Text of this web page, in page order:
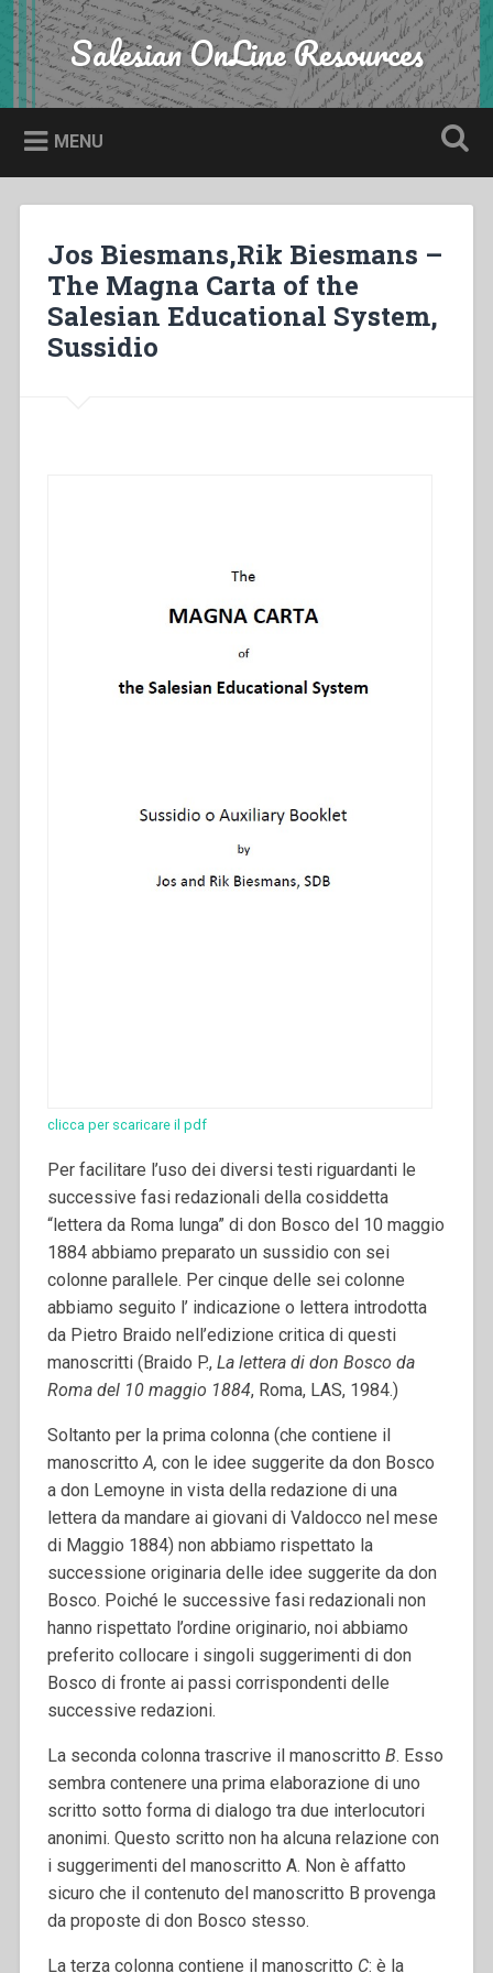
Skip
to
content
Search Salesian OnLine Resources
MENU
Jos Biesmans,Rik Biesmans –
The Magna Carta of the
Salesian Educational System,
Sussidio
clicca per scaricare il pdf
Per facilitare l’uso dei diversi testi riguardanti le
successive fasi redazionali della cosiddetta
“lettera da Roma lunga” di don Bosco del 10 maggio
1884 abbiamo preparato un sussidio con sei
colonne parallele. Per cinque delle sei colonne
abbiamo seguito l’ indicazione o lettera introdotta
da Pietro Braido nell’edizione critica di questi
manoscritti (Braido P., La lettera di don Bosco da
Roma del 10 maggio 1884, Roma, LAS, 1984.)
Soltanto per la prima colonna (che contiene il
manoscritto A, con le idee suggerite da don Bosco
a don Lemoyne in vista della redazione di una
lettera da mandare ai giovani di Valdocco nel mese
di Maggio 1884) non abbiamo rispettato la
successione originaria delle idee suggerite da don
Bosco. Poiché le successive fasi redazionali non
hanno rispettato l’ordine originario, noi abbiamo
preferito collocare i singoli suggerimenti di don
Bosco di fronte ai passi corrispondenti delle
successive redazioni.
La seconda colonna trascrive il manoscritto B. Esso
sembra contenere una prima elaborazione di uno
scritto sotto forma di dialogo tra due interlocutori
anonimi. Questo scritto non ha alcuna relazione con
i suggerimenti del manoscritto A. Non è affatto
sicuro che il contenuto del manoscritto B provenga
da proposte di don Bosco stesso.
La terza colonna contiene il manoscritto C: è la